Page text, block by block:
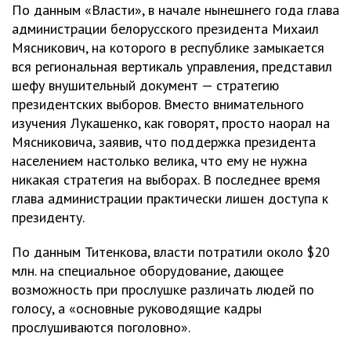
По данным «Власти», в начале нынешнего года глава
администрации белорусского президента Михаил
Мясникович, на которого в республике замыкается
вся региональная вертикаль управления, представил
шефу внушительный документ — стратегию
президентских выборов. Вместо внимательного
изучения Лукашенко, как говорят, просто наорал на
Мясниковича, заявив, что поддержка президента
населением настолько велика, что ему не нужна
никакая стратегия на выборах. В последнее время
глава администрации практически лишен доступа к
президенту.
По данным Титенкова, власти потратили около $20
млн. на специальное оборудование, дающее
возможность при прослушке различать людей по
голосу, а «основные руководящие кадры
прослушиваются поголовно».